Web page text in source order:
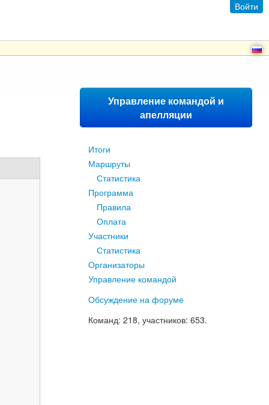
Войти
Управление командой и
апелляции
Итоги
Маршруты
Статистика
Программа
Правила
Оплата
Участники
Статистика
Организаторы
Управление командой
Обсуждение на форуме
Команд: 218, участников: 653.